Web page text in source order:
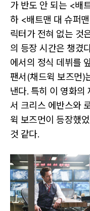
가 반도 안 되는 <배
하 <배트맨 대 슈퍼
릭터가 전혀 없는 것
의 등장 시간은 챙겼
에서의 정식 데뷔를
팬서(채드윅 보즈먼)
낸다. 특히 이 영화의
서 크리스 에반스와
윅 보즈먼이 등장했
것 같다.